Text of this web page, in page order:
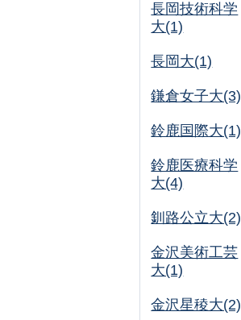
長岡技術科学
大(1)
長岡大(1)
鎌倉女子大(3)
鈴鹿国際大(1)
鈴鹿医療科学
大(4)
釧路公立大(2)
金沢美術工芸
大(1)
金沢星稜大(2)